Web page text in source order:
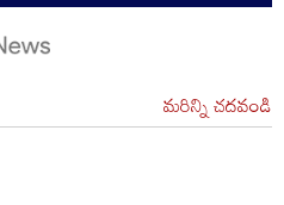
మరిన్ని చదవండి